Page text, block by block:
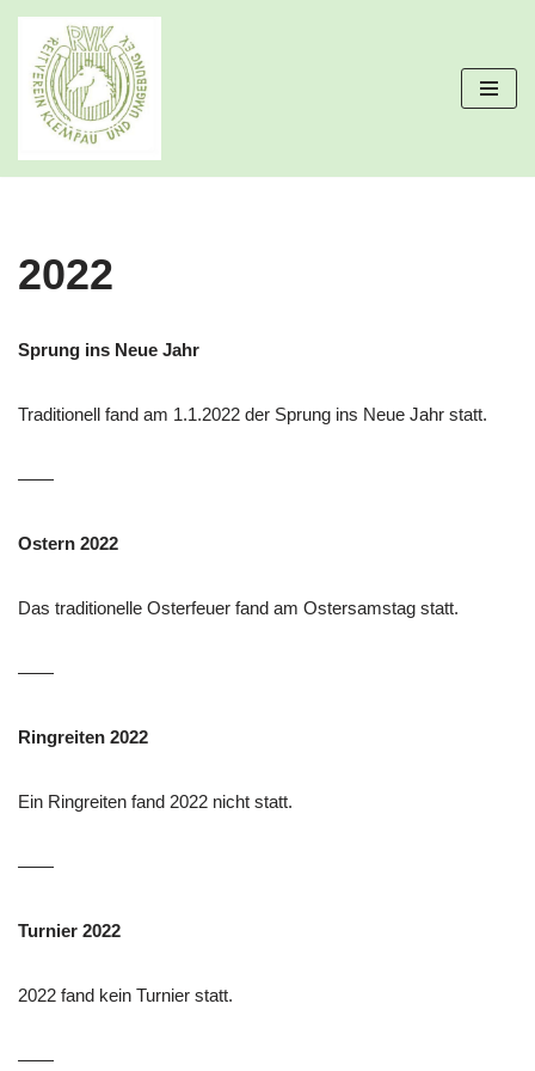
Zum
Inhalt
springen
2022
Sprung ins Neue Jahr
Traditionell fand am 1.1.2022 der Sprung ins Neue Jahr statt.
——
Ostern 2022
Das traditionelle Osterfeuer fand am Ostersamstag statt.
——
Ringreiten 2022
Ein Ringreiten fand 2022 nicht statt.
——
Turnier 2022
2022 fand kein Turnier statt.
——